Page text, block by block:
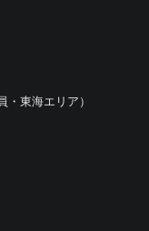
・東海エリア）